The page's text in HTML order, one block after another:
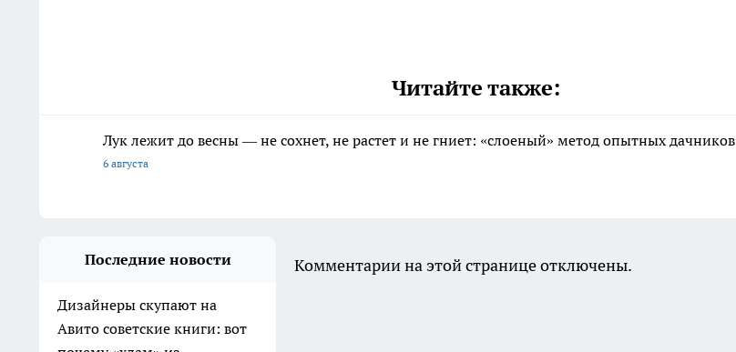
Читайте также:
Лук лежит до весны — не сохнет, не растет и не гниет: «слоеный» метод опытных дачников
6 августа
Последние новости
Дизайнеры скупают на
Авито советские книги: вот
Комментарии на этой странице отключены.